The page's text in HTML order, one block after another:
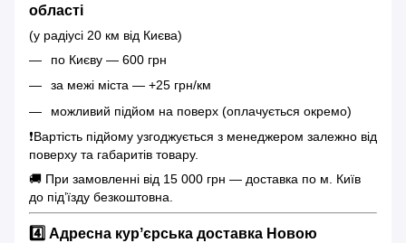
області
(у радіусі 20 км від Києва)
по Києву — 600 грн
за межі міста — +25 грн/км
можливий підйом на поверх (оплачується окремо)
❗️Вартість підйому узгоджується з менеджером залежно від
поверху та габаритів товару.
🚚 При замовленні від 15 000 грн — доставка по м. Київ
до під’їзду безкоштовна.
4️⃣ Адресна курʼєрська доставка Новою